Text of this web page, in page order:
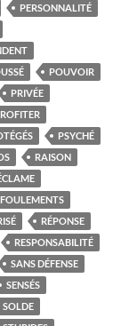
PERSONNALITÉ
POUVOIR
PRIVÉE
PSYCHÉ
RAISON
RÉPONSE
RESPONSABILITÉ
SANS DÉFENSE
SENSÉS
SOLDE